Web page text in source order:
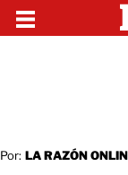
Por: LA RAZÓN